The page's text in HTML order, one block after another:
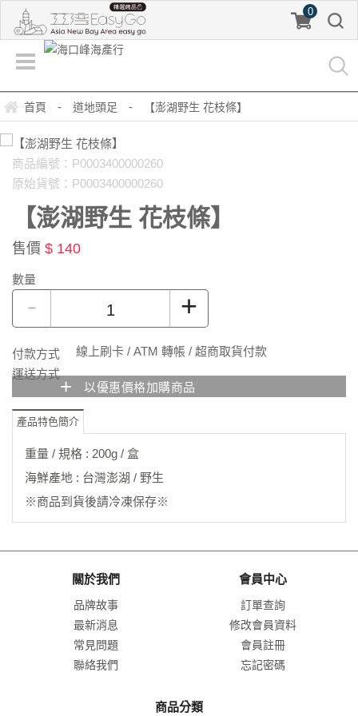
0
首頁 - 道地頭足 - 【澎湖野生 花枝條】
商品編號：P0003400000260
原始貨號：P0003400000260
【澎湖野生 花枝條】
售價 $ 140
數量
- +
付款方式
線上刷卡 / ATM 轉帳 / 超商取貨付款
運送方式
+ 以優惠價格加購商品
產品特色簡介
重量 / 規格 : 200g / 盒
海鮮產地 : 台灣澎湖 / 野生
※商品到貨後請冷凍保存※
關於我們
品牌故事
最新消息
常見問題
聯絡我們
會員中心
訂單查詢
修改會員資料
會員註冊
忘記密碼
商品分類